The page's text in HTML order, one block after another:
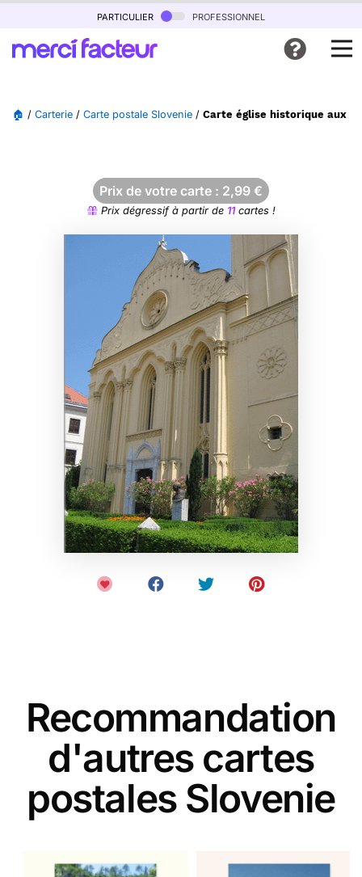
particulier professionnel
🏠 / Carterie / Carte postale Slovenie / Carte église historique aux
Prix de votre carte : 2,99 €
Prix dégressif à partir de 11cartes !
Recommandation
d'autres cartes
postales Slovenie